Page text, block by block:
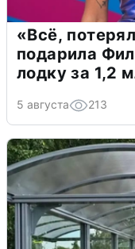
«Всё,
подарила
лодку за 1,2
5 августа 213